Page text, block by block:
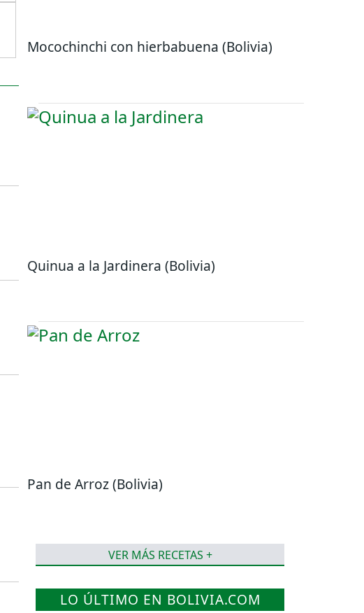
Mocochinchi con hierbabuena (Bolivia)
Quinua a la Jardinera (Bolivia)
Pan de Arroz (Bolivia)
VER MÁS RECETAS +
LO ÚLTIMO EN BOLIVIA.COM